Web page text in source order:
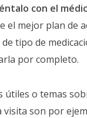
con el
el mejor plan de
tipo de
por completo.
útiles o temas
son por